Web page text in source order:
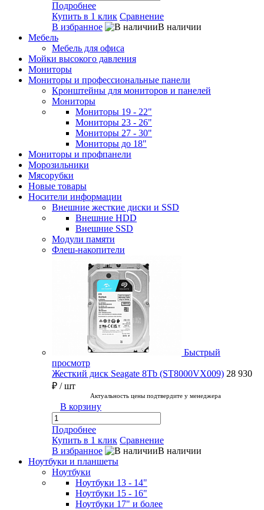
Подробнее
Купить в 1 клик Сравнение
В избранное
В наличии
Мебель
Мебель для офиса
Мойки высокого давления
Мониторы
Мониторы и профессиональные панели
Кронштейны для мониторов и панелей
Мониторы
Мониторы 19 - 22"
Мониторы 23 - 26"
Мониторы 27 - 30"
Мониторы до 18"
Мониторы и профпанели
Морозильники
Мясорубки
Новые товары
Носители информации
Внешние жесткие диски и SSD
Внешние HDD
Внешние SSD
Модули памяти
Флеш-накопители
Быстрый
просмотр
Жесткий диск Seagate 8Tb (ST8000VX009) 28 930
₽ / шт
Актуальность цены подтвердите у менеджера
В корзину
Подробнее
Купить в 1 клик Сравнение
В избранное
В наличии
Ноутбуки и планшеты
Ноутбуки
Ноутбуки 13 - 14"
Ноутбуки 15 - 16"
Ноутбуки 17" и более